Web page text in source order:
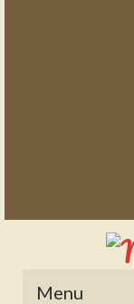
Menu